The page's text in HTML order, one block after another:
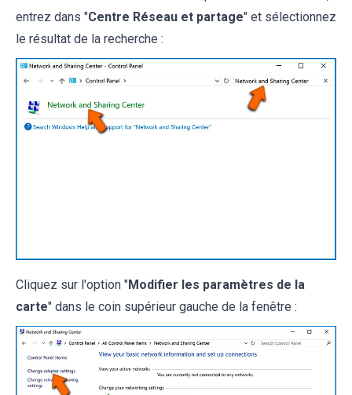
entrez dans "Centre Réseau et partage" et sélectionnez
le résultat de la recherche :
Cliquez sur l'option "Modifier les paramètres de la
carte" dans le coin supérieur gauche de la fenêtre :